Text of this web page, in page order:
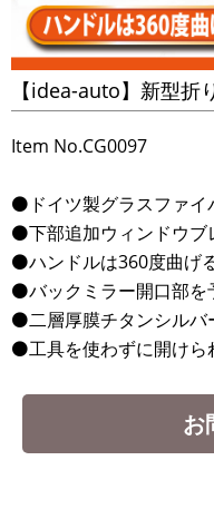
【idea-auto】新型折
Item No.CG0097
⚫ドイツ製グラスファイ
⚫下部追加ウィンドウブ
⚫ハンドルは360度曲げ
⚫バックミラー開口部を
⚫二層厚膜チタンシル
⚫工具を使わずに開けら
お